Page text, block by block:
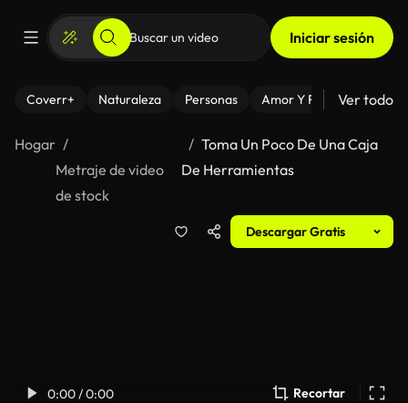
Iniciar sesión
Coverr+ Naturaleza Personas Amor Y Relaciones
Ver todo
Hogar
Metraje de video
de stock
Toma Un Poco De Una Caja
De Herramientas
Descargar Gratis
0:00 / 0:00 Recortar